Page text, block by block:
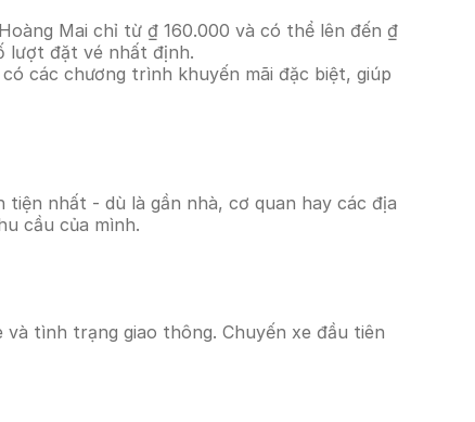
Mai chỉ từ ₫ 160.000 và có thể lên đến ₫
lượt đặt vé nhất định.
các chương trình khuyến mãi đặc biệt, giúp
nhất - dù là gần nhà, cơ quan hay các địa
cầu của mình.
tình trạng giao thông. Chuyến xe đầu tiên